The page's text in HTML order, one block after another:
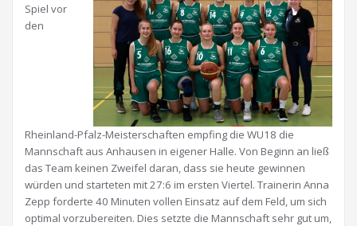
Spiel vor
den
Rheinland-Pfalz-Meisterschaften empfing die WU18 die
Mannschaft aus Anhausen in eigener Halle. Von Beginn an ließ
das Team keinen Zweifel daran, dass sie heute gewinnen
würden und starteten mit 27:6 im ersten Viertel. Trainerin Anna
Zepp forderte 40 Minuten vollen Einsatz auf dem Feld, um sich
optimal vorzubereiten. Dies setzte die Mannschaft sehr gut um,